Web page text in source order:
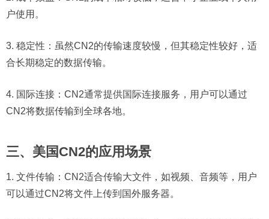
户使用。
3. 稳定性：虽然CN2的传输速度较慢，但其稳定性较好，适
合长期稳定的数据传输。
4. 国际连接：CN2通常提供国际连接服务，用户可以通过
CN2将数据传输到全球各地。
三、美国CN2的应用场景
1. 文件传输：CN2适合传输大文件，如视频、音频等，用户
可以通过CN2将文件上传到国外服务器。